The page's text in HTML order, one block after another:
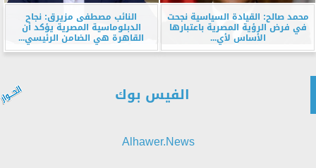
محمد صالح: القيادة السياسية نجحت
في فرض الرؤية المصرية باعتبارها
الأساس لأي...
النائب مصطفى مزيرق: نجاح
الدبلوماسية المصرية يؤكد أن
القاهرة هي الضامن الرئيسي...
الفيس بوك
Alhawer.News